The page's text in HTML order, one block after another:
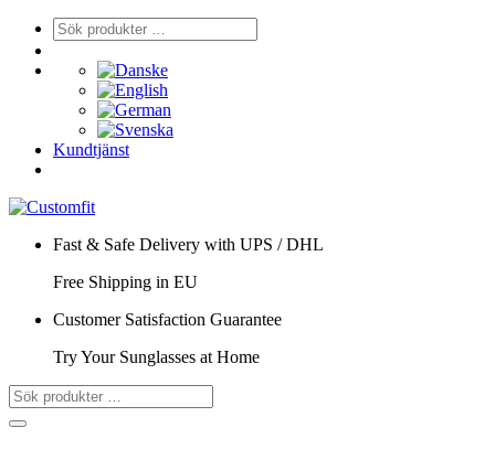
Kundtjänst
Fast & Safe Delivery with UPS / DHL
Free Shipping in EU
Customer Satisfaction Guarantee
Try Your Sunglasses at Home